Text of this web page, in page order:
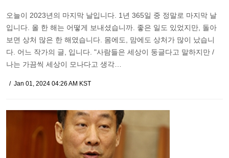
오늘이 2023년의 마지막 날입니다. 1년 365일 중 정말로 마지막 날
입니다. 올 한 해는 어떻게 보내셨습니까. 좋은 일도 있었지만, 돌아
보면 상처 많은 한 해였습니다. 몸에도, 맘에도 상처가 많이 났습니
다. 어느 작가의 글, 입니다. "사람들은 세상이 둥글다고 말하지만 /
나는 가끔씩 세상이 모나다고 생각…
Jan 01, 2024 04:26 AM KST